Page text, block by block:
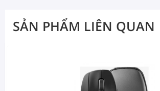
SẢN PHẨM LIÊN QUAN